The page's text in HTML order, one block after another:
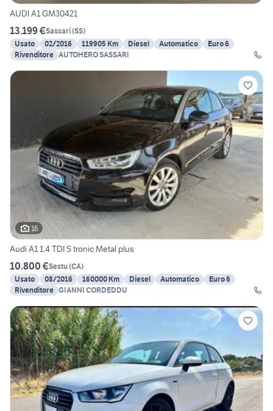
AUDI A1 GM30421
13.199 €Sassari(SS)
Usato
02/2016 119905 Km Diesel Automatico
Euro 6
Rivenditore AUTOHERO SASSARI
16
Audi A1 1.4 TDI S tronic Metal plus
10.800 €Sestu(CA)
Usato
08/2016 160000 Km Diesel Automatico
Euro 6
Rivenditore GIANNI CORDEDDU